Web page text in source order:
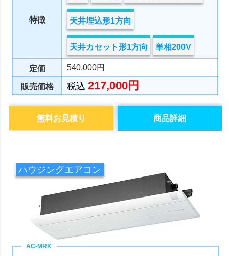
特徴 天井埋込形1方向
天井カセット形1方向 単相200V
定価 540,000円
販売価格 税込217,000円
商品詳細
無料お見積り
ハウジングエアコン